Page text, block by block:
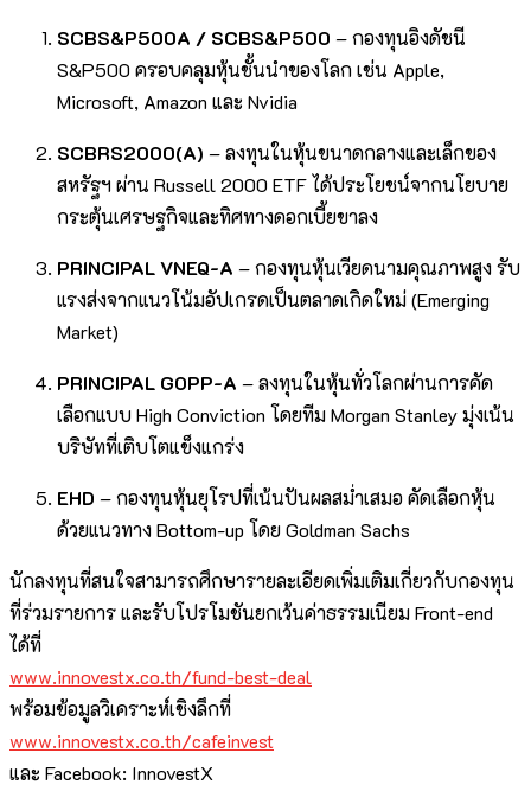
SCBS&P500A / SCBS&P500 – กองทุนอิงดัชนี
S&P500 ครอบคลุมหุ้นชั้นนำของโลก เช่น Apple,
Microsoft, Amazon และ Nvidia
SCBRS2000(A) – ลงทุนในหุ้นขนาดกลางและเล็กของ
สหรัฐฯ ผ่าน Russell 2000 ETF ได้ประโยชน์จากนโยบาย
กระตุ้นเศรษฐกิจและทิศทางดอกเบี้ยขาลง
PRINCIPAL VNEQ-A – กองทุนหุ้นเวียดนามคุณภาพสูง รับ
แรงส่งจากแนวโน้มอัปเกรดเป็นตลาดเกิดใหม่ (Emerging
Market)
PRINCIPAL GOPP-A – ลงทุนในหุ้นทั่วโลกผ่านการคัด
เลือกแบบ High Conviction โดยทีม Morgan Stanley มุ่งเน้น
บริษัทที่เติบโตแข็งแกร่ง
EHD – กองทุนหุ้นยุโรปที่เน้นปันผลสม่ำเสมอ คัดเลือกหุ้น
ด้วยแนวทาง Bottom-up โดย Goldman Sachs
นักลงทุนที่สนใจสามารถศึกษารายละเอียดเพิ่มเติมเกี่ยวกับกองทุน
ที่ร่วมรายการ และรับโปรโมชันยกเว้นค่าธรรมเนียม Front-end
ได้ที่
www.innovestx.co.th/fund-best-deal
พร้อมข้อมูลวิเคราะห์เชิงลึกที่
www.innovestx.co.th/cafeinvest
และ Facebook: InnovestX